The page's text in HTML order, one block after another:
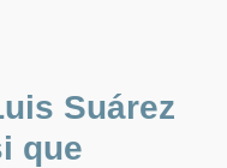
Suárez
que